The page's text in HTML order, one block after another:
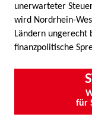
unerwarteter
wird Nordrhein-
Ländern
finanzpolitische
für